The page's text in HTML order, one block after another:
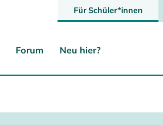
Für Schüler*innen
Forum Neu hier?